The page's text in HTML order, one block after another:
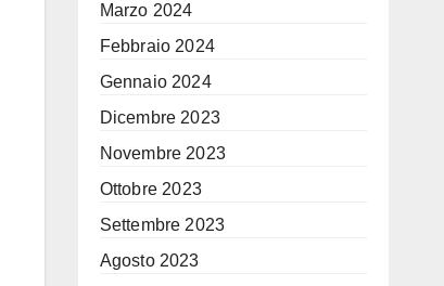
Marzo 2024
Febbraio 2024
Gennaio 2024
Dicembre 2023
Novembre 2023
Ottobre 2023
Settembre 2023
Agosto 2023